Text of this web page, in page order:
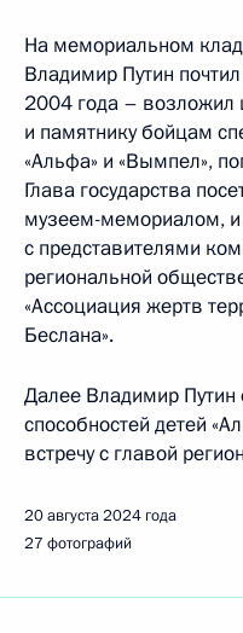
На мемориальном
Владимир Путин
2004 года – возложил
и памятнику бойцам
«Альфа» и «Вымпел»,
Глава государства
музеем-мемориалом, и
с представителями
региональной
«Ассоциация жертв
Беслана».
Далее Владимир Путин
способностей детей
встречу с главой
20 августа 2024 года
27 фотографий